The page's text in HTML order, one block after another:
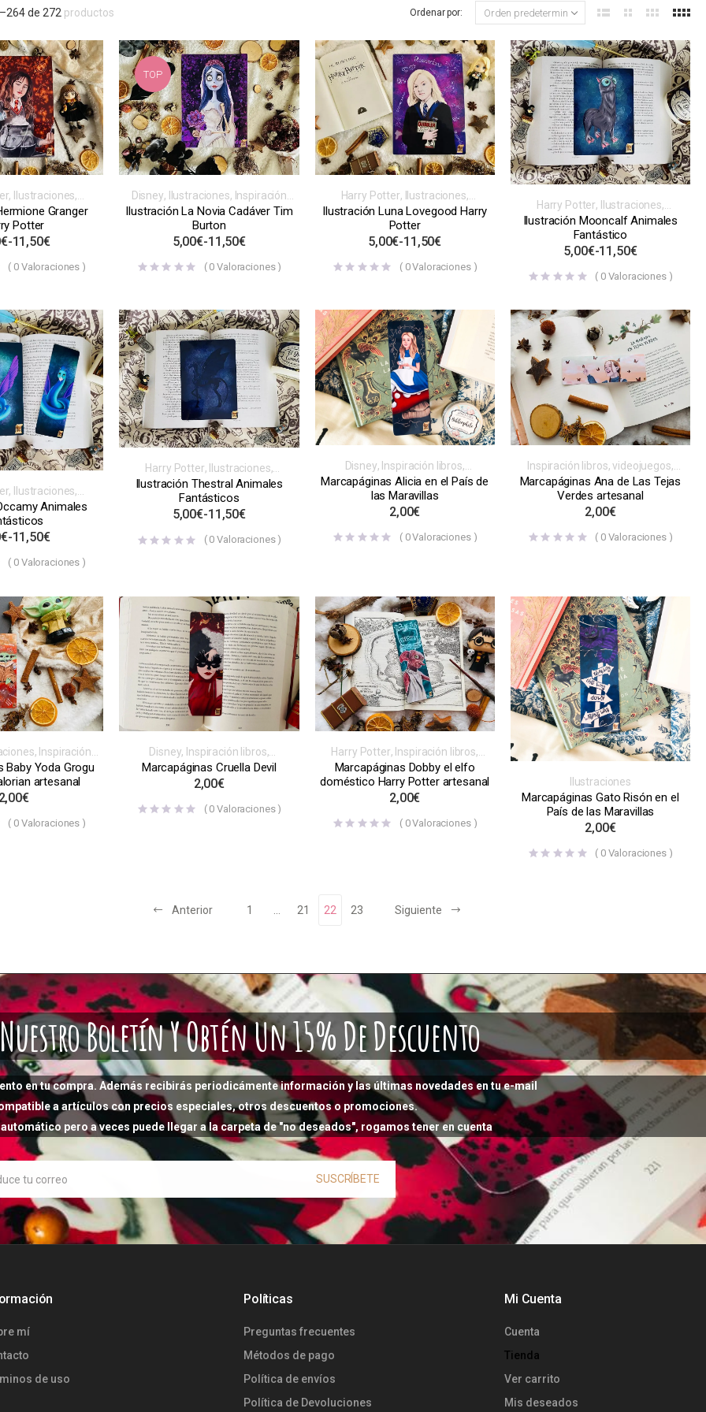
–264de 272 productos Ordenar por:
, Ilustraciones,
videojuegos,
o películas
Granger
Potter
€-11,50€
( 0Valoraciones )
TOP
Disney, Ilustraciones, Inspiración
libros, videojuegos, series o
películas
Ilustración La Novia Cadáver Tim
Burton
5,00€-11,50€
( 0 Valoraciones )
Harry Potter, Ilustraciones,
Inspiración libros, videojuegos,
series o películas
Ilustración Luna Lovegood Harry
Potter
5,00€-11,50€
( 0Valoraciones )
Harry Potter, Ilustraciones,
Inspiración libros, videojuegos,
series o películas
Ilustración Mooncalf Animales
Fantástico
5,00€-11,50€
( 0Valoraciones )
, Ilustraciones,
videojuegos,
o películas
Animales
€-11,50€
( 0Valoraciones )
Harry Potter, Ilustraciones,
Inspiración libros, videojuegos,
series o películas
Ilustración Thestral Animales
Fantásticos
5,00€-11,50€
( 0 Valoraciones )
Disney, Inspiración libros,
videojuegos, series o películas ,
Marcapáginas,Normales
Marcapáginas Alicia en el País de
las Maravillas
2,00€
( 0Valoraciones )
Inspiración libros, videojuegos,
series o películas,Marcapáginas,
Normales,Otras películas y series
Marcapáginas Ana de Las Tejas
Verdes artesanal
2,00€
( 0Valoraciones )
, Inspiración
series o
,Normales
Baby Yoda Grogu
artesanal
2,00€
( 0Valoraciones )
Disney, Inspiración libros,
videojuegos, series o películas
Marcapáginas ,Normales
Marcapáginas Cruella Devil
2,00€
( 0 Valoraciones )
Harry Potter, Inspiración libros,
videojuegos, series o películas
Marcapáginas,Normales
Marcapáginas Dobby el elfo
doméstico Harry Potter artesanal
2,00€
( 0Valoraciones )
Ilustraciones
Marcapáginas Gato Risón en el
País de las Maravillas
2,00€
( 0Valoraciones )
Anterior 1 … 21 22 23 Siguiente
Boletín Y Obtén Un 15% De Descuento
en tu compra. Además recibirás periodicámente información y las últimas novedades en tu e-mail
a artículos con precios especiales, otros descuentos o promociones.
pero a veces puede llegar a la carpeta de "no deseados", rogamos tener en cuenta
SUSCRÍBETE
mí
de uso
Políticas
Preguntas frecuentes
Métodos de pago
Política de envíos
Política de Devoluciones
Mi Cuenta
Cuenta
Tienda
Ver carrito
Mis deseados